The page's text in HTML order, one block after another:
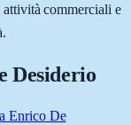
commerciali e
Desiderio
Enrico De